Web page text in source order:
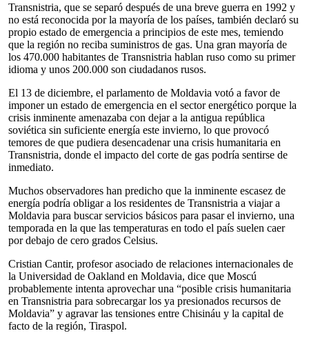
Transnistria, que se separó después de una breve guerra en 1992 y
no está reconocida por la mayoría de los países, también declaró su
propio estado de emergencia a principios de este mes, temiendo
que la región no reciba suministros de gas. Una gran mayoría de
los 470.000 habitantes de Transnistria hablan ruso como su primer
idioma y unos 200.000 son ciudadanos rusos.
El 13 de diciembre, el parlamento de Moldavia votó a favor de
imponer un estado de emergencia en el sector energético porque la
crisis inminente amenazaba con dejar a la antigua república
soviética sin suficiente energía este invierno, lo que provocó
temores de que pudiera desencadenar una crisis humanitaria en
Transnistria, donde el impacto del corte de gas podría sentirse de
inmediato.
Muchos observadores han predicho que la inminente escasez de
energía podría obligar a los residentes de Transnistria a viajar a
Moldavia para buscar servicios básicos para pasar el invierno, una
temporada en la que las temperaturas en todo el país suelen caer
por debajo de cero grados Celsius.
Cristian Cantir, profesor asociado de relaciones internacionales de
la Universidad de Oakland en Moldavia, dice que Moscú
probablemente intenta aprovechar una “posible crisis humanitaria
en Transnistria para sobrecargar los ya presionados recursos de
Moldavia” y agravar las tensiones entre Chisináu y la capital de
facto de la región, Tiraspol.